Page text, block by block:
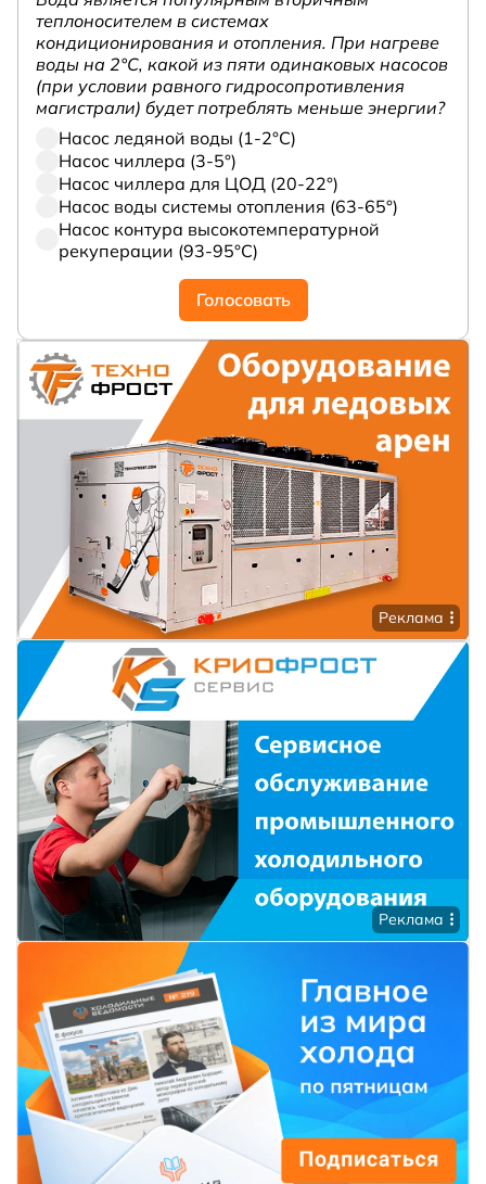
теплоносителем в системах
кондиционирования и отопления. При нагреве
воды на 2°С, какой из пяти одинаковых насосов
(при условии равного гидросопротивления
магистрали) будет потреблять меньше энергии?
Насос ледяной воды (1-2°С)
Насос чиллера (3-5°)
Насос чиллера для ЦОД (20-22°)
Насос воды системы отопления (63-65°)
Насос контура высокотемпературной
рекуперации (93-95°С)
Голосовать
Реклама
Реклама